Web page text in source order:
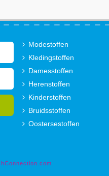
Modestoffen
Kledingstoffen
Damesstoffen
Herenstoffen
Kinderstoffen
Bruidsstoffen
Oostersestoffen